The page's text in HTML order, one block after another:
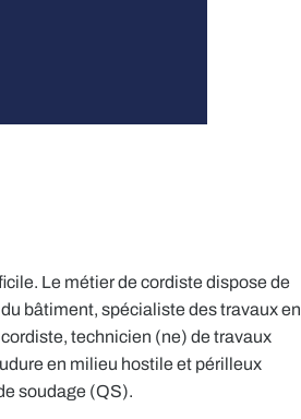
Le métier de cordiste dispose de
bâtiment, spécialiste des travaux en
technicien (ne) de travaux
en milieu hostile et périlleux
soudage (QS).